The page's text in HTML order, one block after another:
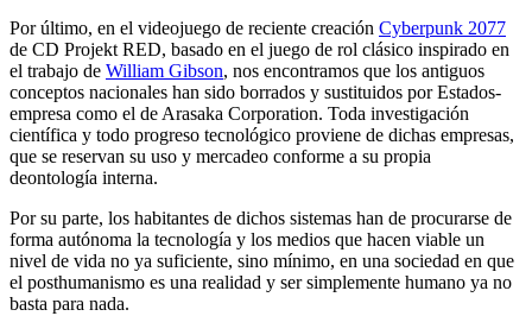
Por último, en el videojuego de reciente creación Cyberpunk 2077
de CD Projekt RED, basado en el juego de rol clásico inspirado en
el trabajo de William Gibson, nos encontramos que los antiguos
conceptos nacionales han sido borrados y sustituidos por Estados-
empresa como el de Arasaka Corporation. Toda investigación
científica y todo progreso tecnológico proviene de dichas empresas,
que se reservan su uso y mercadeo conforme a su propia
deontología interna.
Por su parte, los habitantes de dichos sistemas han de procurarse de
forma autónoma la tecnología y los medios que hacen viable un
nivel de vida no ya suficiente, sino mínimo, en una sociedad en que
el posthumanismo es una realidad y ser simplemente humano ya no
basta para nada.